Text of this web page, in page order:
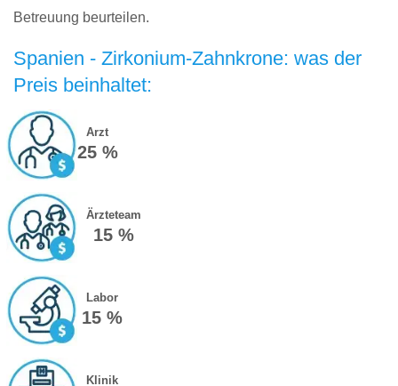
Betreuung beurteilen.
Spanien - Zirkonium-Zahnkrone: was der
Preis beinhaltet:
Arzt
25 %
Ärzteteam
15 %
Labor
15 %
Klinik